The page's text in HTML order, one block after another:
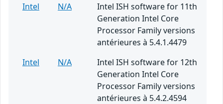
Intel
N/A
Intel ISH software for 11th
Generation Intel Core
Processor Family versions
antérieures à 5.4.1.4479
Intel
N/A
Intel ISH software for 12th
Generation Intel Core
Processor Family versions
antérieures à 5.4.2.4594